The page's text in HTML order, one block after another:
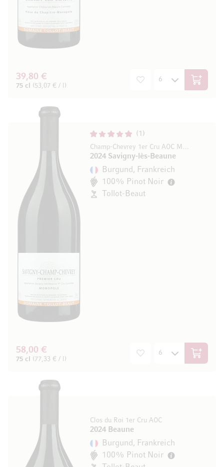
39,80 €
75 cl (53,07 € / l) In den
1
Champ-Chevrey 1er Cru AOC Monopole
2024 Savigny-lès-Beaune
Burgund, Frankreich
100% Pinot Noir
Tollot-Beaut
58,00 €
75 cl (77,33 € / l) In den
Clos du Roi 1er Cru AOC
2024 Beaune
Burgund, Frankreich
100% Pinot Noir